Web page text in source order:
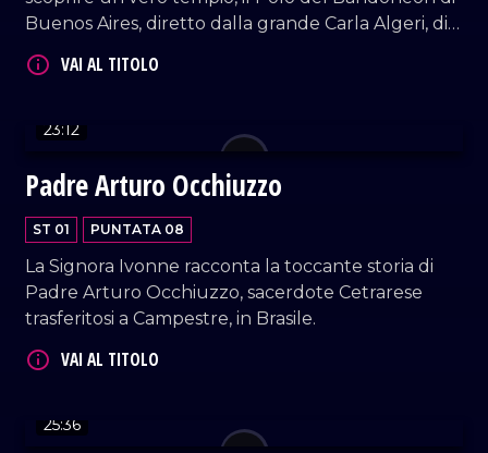
Buenos Aires, diretto dalla grande Carla Algeri, di
origini calabresi e siciliane, una vera Regina di
questo strumento meraviglioso che rappresenta
23:12
Padre Arturo Occhiuzzo
ST 01 PUNTATA 08
La Signora Ivonne racconta la toccante storia di
Padre Arturo Occhiuzzo, sacerdote Cetrarese
trasferitosi a Campestre, in Brasile.
25:36